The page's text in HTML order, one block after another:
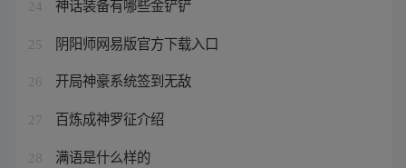
24 神话装备有哪些金铲铲
25 阴阳师网易版官方下载入口
26 开局神豪系统签到无敌
27 百炼成神罗征介绍
28 满语是什么样的